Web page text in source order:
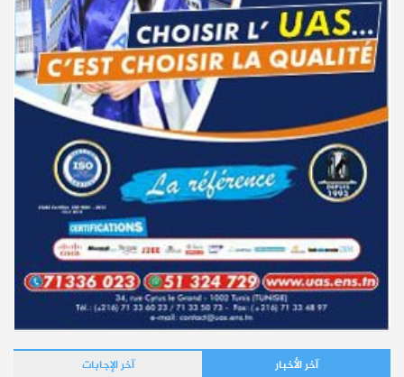
آخر الأخبار آخر الإجابات